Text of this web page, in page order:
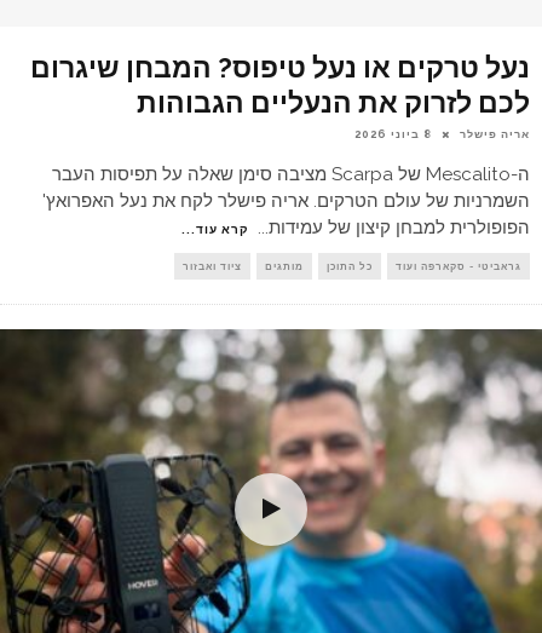
נעל טרקים או נעל טיפוס? המבחן שיגרום
לכם לזרוק את הנעליים הגבוהות
אריה פישלר 8 ביוני 2026
ה-Mescalito של Scarpa מציבה סימן שאלה על תפיסות העבר
השמרניות של עולם הטרקים. אריה פישלר לקח את נעל האפרואץ'
הפופולרית למבחן קיצון של עמידות... קרא עוד...
גראביטי - סקארפה ועוד כל התוכן מותגים ציוד ואבזור